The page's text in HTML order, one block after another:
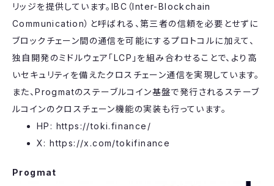
リッジを提供しています。IBC（Inter-Blockchain
Communication）と呼ばれる、第三者の信頼を必要とせずに
ブロックチェーン間の通信を可能にするプロトコルに加えて、
独自開発のミドルウェア「LCP」を組み合わせることで、より高
いセキュリティを備えたクロスチェーン通信を実現しています。
また、Progmatのステーブルコイン基盤で発行されるステーブ
ルコインのクロスチェーン機能の実装も行っています。
HP: https://toki.finance/
X: https://x.com/tokifinance
Progmat